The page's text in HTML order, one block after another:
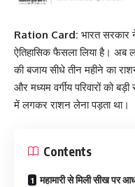
Ration Card: भारत सरकार
ऐतिहासिक फैसला लिया है। अब
की बजाय सीधे तीन महीने का
और मध्यम वर्गीय परिवारों को
में लगकर राशन लेना पड़ता था।
Contents
महामारी से मिली सीख पर